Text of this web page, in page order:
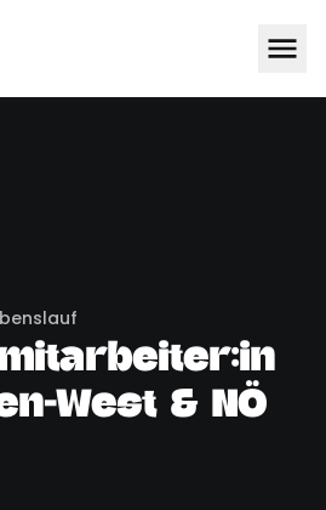
West & NÖ